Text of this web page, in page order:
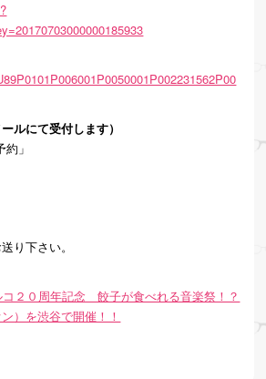
ルにて受付します）
」
り下さい。
コ２０周年記念 餃子が食べれる音楽祭！？
）を渋谷で開催！！